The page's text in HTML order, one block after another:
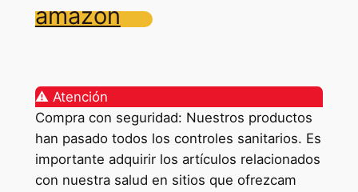
amazon
⚠️ Atención
Compra con seguridad: Nuestros productos
han pasado todos los controles sanitarios. Es
importante adquirir los artículos relacionados
con nuestra salud en sitios que ofrezcam